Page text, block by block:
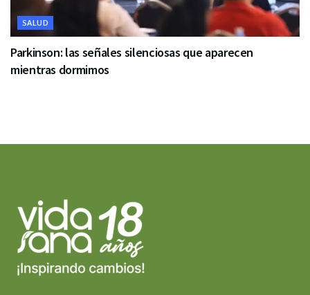
SALUD
Parkinson: las señales silenciosas que aparecen
mientras dormimos